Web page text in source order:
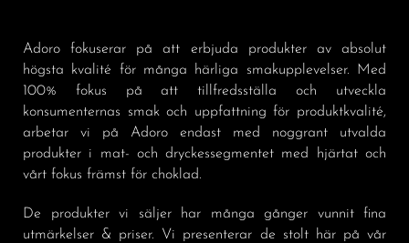
Adoro fokuserar på att erbjuda produkter av absolut
högsta kvalité för många härliga smakupplevelser. Med
100% fokus på att tillfredsställa och utveckla
konsumenternas smak och uppfattning för produktkvalité,
arbetar vi på Adoro endast med noggrant utvalda
produkter i mat- och dryckessegmentet med hjärtat och
vårt fokus främst för choklad.
De produkter vi säljer har många gånger vunnit fina
utmärkelser & priser. Vi presenterar de stolt här på vår